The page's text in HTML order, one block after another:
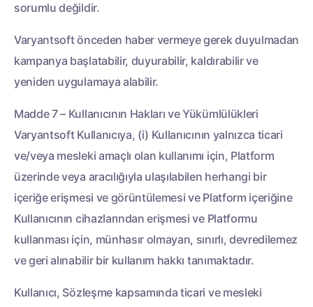
sorumlu değildir.
Varyantsoft önceden haber vermeye gerek duyulmadan
kampanya başlatabilir, duyurabilir, kaldırabilir ve
yeniden uygulamaya alabilir.
Madde 7 – Kullanıcının Hakları ve Yükümlülükleri
Varyantsoft Kullanıcıya, (i) Kullanıcının yalnızca ticari
ve/veya mesleki amaçlı olan kullanımı için, Platform
üzerinde veya aracılığıyla ulaşılabilen herhangi bir
içeriğe erişmesi ve görüntülemesi ve Platform içeriğine
Kullanıcının cihazlarından erişmesi ve Platformu
kullanması için, münhasır olmayan, sınırlı, devredilemez
ve geri alınabilir bir kullanım hakkı tanımaktadır.
Kullanıcı, Sözleşme kapsamında ticari ve mesleki